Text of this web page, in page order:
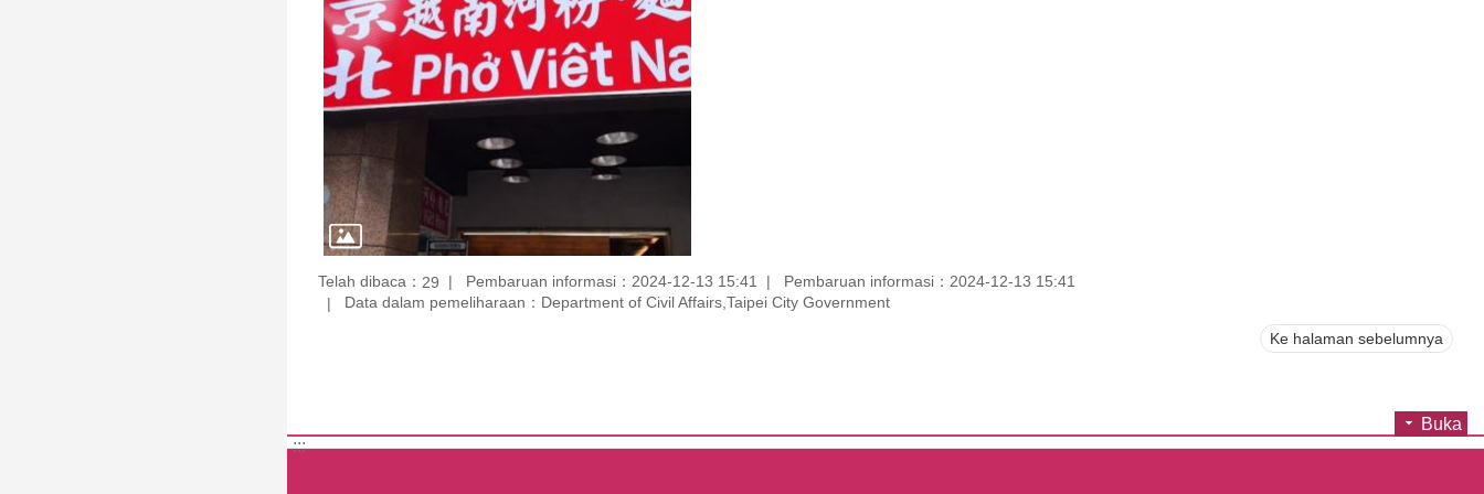
Telah dibaca： 29 Pembaruan informasi：2024-12-13 15:41
Pembaruan informasi：2024-12-13 15:41
Data dalam pemeliharaan：Department of Civil Affairs,Taipei City Government
Ke halaman sebelumnya
Buka
:::